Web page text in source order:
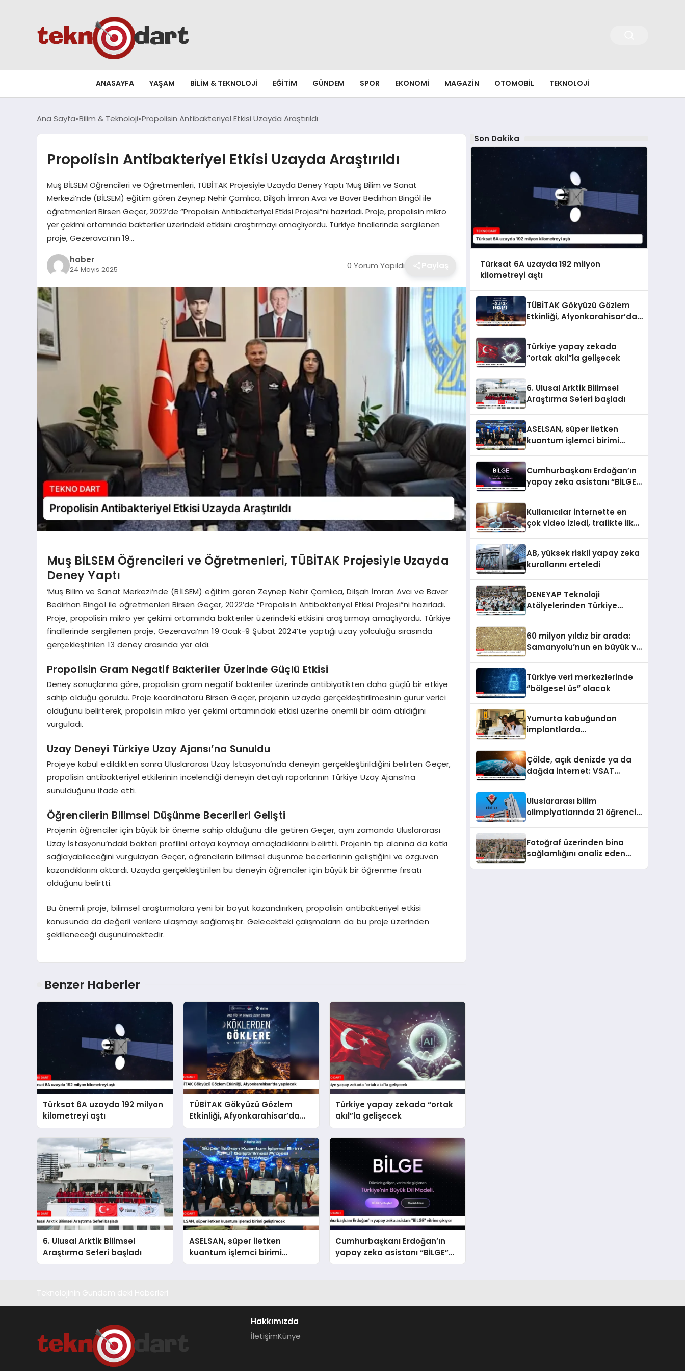
ANASAYFA YAŞAM BILIM & TEKNOLOJI EĞITIM GÜNDEM SPOR EKONOMI MAGAZIN OTOMOBIL TEKNOLOJI
Ana Sayfa Bilim & Teknoloji Propolisin Antibakteriyel Etkisi Uzayda Araştırıldı
Propolisin Antibakteriyel Etkisi Uzayda Araştırıldı
Muş BİLSEM Öğrencileri ve Öğretmenleri, TÜBİTAK Projesiyle Uzayda Deney Yaptı ‘Muş Bilim ve Sanat
Merkezi’nde (BİLSEM) eğitim gören Zeynep Nehir Çamlıca, Dilşah İmran Avcı ve Baver Bedirhan Bingöl ile
öğretmenleri Birsen Geçer, 2022’de “Propolisin Antibakteriyel Etkisi Projesi”ni hazırladı. Proje, propolisin mikro
yer çekimi ortamında bakteriler üzerindeki etkisini araştırmayı amaçlıyordu. Türkiye finallerinde sergilenen
proje, Gezeravcı’nın 19…
haber
24 Mayıs 2025 0 Yorum Yapıldı
Muş BİLSEM Öğrencileri ve Öğretmenleri, TÜBİTAK Projesiyle Uzayda
Deney Yaptı
‘Muş Bilim ve Sanat Merkezi’nde (BİLSEM) eğitim gören Zeynep Nehir Çamlıca, Dilşah İmran Avcı ve Baver
Bedirhan Bingöl ile öğretmenleri Birsen Geçer, 2022’de “Propolisin Antibakteriyel Etkisi Projesi”ni hazırladı.
Proje, propolisin mikro yer çekimi ortamında bakteriler üzerindeki etkisini araştırmayı amaçlıyordu. Türkiye
finallerinde sergilenen proje, Gezeravcı’nın 19 Ocak-9 Şubat 2024’te yaptığı uzay yolculuğu sırasında
gerçekleştirilen 13 deney arasında yer aldı.
Propolisin Gram Negatif Bakteriler Üzerinde Güçlü Etkisi
Deney sonuçlarına göre, propolisin gram negatif bakteriler üzerinde antibiyotikten daha güçlü bir etkiye
sahip olduğu görüldü. Proje koordinatörü Birsen Geçer, projenin uzayda gerçekleştirilmesinin gurur verici
olduğunu belirterek, propolisin mikro yer çekimi ortamındaki etkisi üzerine önemli bir adım atıldığını
vurguladı.
Uzay Deneyi Türkiye Uzay Ajansı’na Sunuldu
Projeye kabul edildikten sonra Uluslararası Uzay İstasyonu’nda deneyin gerçekleştirildiğini belirten Geçer,
propolisin antibakteriyel etkilerinin incelendiği deneyin detaylı raporlarının Türkiye Uzay Ajansı’na
sunulduğunu ifade etti.
Öğrencilerin Bilimsel Düşünme Becerileri Gelişti
Projenin öğrenciler için büyük bir öneme sahip olduğunu dile getiren Geçer, aynı zamanda Uluslararası
Uzay İstasyonu’ndaki bakteri profilini ortaya koymayı amaçladıklarını belirtti. Projenin tıp alanına da katkı
sağlayabileceğini vurgulayan Geçer, öğrencilerin bilimsel düşünme becerilerinin geliştiğini ve özgüven
kazandıklarını aktardı. Uzayda gerçekleştirilen bu deneyin öğrenciler için büyük bir öğrenme fırsatı
olduğunu belirtti.
Bu önemli proje, bilimsel araştırmalara yeni bir boyut kazandırırken, propolisin antibakteriyel etkisi
konusunda da değerli verilere ulaşmayı sağlamıştır. Gelecekteki çalışmaların da bu proje üzerinden
şekilleneceği düşünülmektedir.
Benzer Haberler
Türksat 6A uzayda 192 milyon
kilometreyi aştı
TÜBİTAK Gökyüzü Gözlem
Etkinliği, Afyonkarahisar’da
yapılacak
Türkiye yapay zekada “ortak
akıl”la gelişecek
6. Ulusal Arktik Bilimsel
Araştırma Seferi başladı
ASELSAN, süper iletken
kuantum işlemci birimi
geliştirecek
Cumhurbaşkanı Erdoğan’ın
yapay zeka asistanı “BİLGE”
vitrine çıkıyor
Son Dakika
Türksat 6A uzayda 192 milyon
kilometreyi aştı
TÜBİTAK Gökyüzü Gözlem
Etkinliği, Afyonkarahisar’da
Türkiye yapay zekada
“ortak akıl”la gelişecek
6. Ulusal Arktik Bilimsel
Araştırma Seferi başladı
ASELSAN, süper iletken
kuantum işlemci birimi
Cumhurbaşkanı Erdoğan’ın
yapay zeka asistanı “BİLGE”
Kullanıcılar internette en
çok video izledi, trafikte ilk
AB, yüksek riskli yapay zeka
kurallarını erteledi
DENEYAP Teknoloji
Atölyelerinden Türkiye
60 milyon yıldız bir arada:
Samanyolu’nun en büyük ve
Türkiye veri merkezlerinde
“bölgesel üs” olacak
Yumurta kabuğundan
implantlarda
Çölde, açık denizde ya da
dağda internet: VSAT
Uluslararası bilim
olimpiyatlarında 21 öğrenci
Fotoğraf üzerinden bina
sağlamlığını analiz eden
Hakkımızda
İletişimKünye